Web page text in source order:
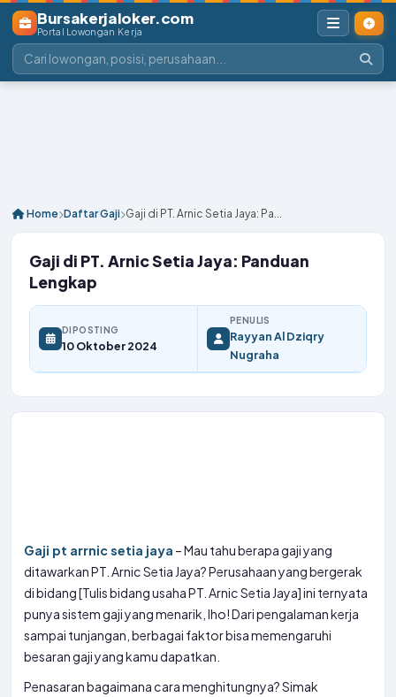
Bursakerjaloker.com
Portal Lowongan Kerja
Home Daftar Gaji Gaji di PT. Arnic Setia Jaya: Pa...
Gaji di PT. Arnic Setia Jaya: Panduan
Lengkap
DIPOSTING
10 Oktober 2024
PENULIS
Rayyan Al Dziqry
Nugraha
Gaji pt arrnic setia jaya – Mau tahu berapa gaji yang
ditawarkan PT. Arnic Setia Jaya? Perusahaan yang bergerak
di bidang [Tulis bidang usaha PT. Arnic Setia Jaya] ini ternyata
punya sistem gaji yang menarik, lho! Dari pengalaman kerja
sampai tunjangan, berbagai faktor bisa memengaruhi
besaran gaji yang kamu dapatkan.
Penasaran bagaimana cara menghitungnya? Simak